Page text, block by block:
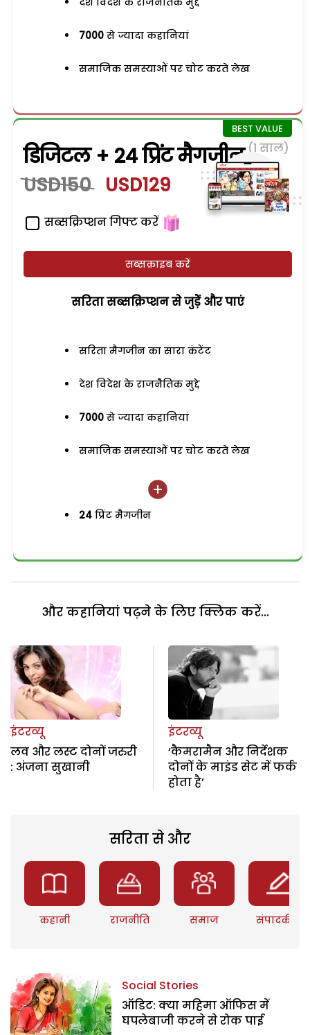
7000 से ज्यादा कहानियां
समाजिक समस्याओं पर चोट करते लेख
डिजिटल + 24 प्रिंट मैगजीन (1 साल)
USD150 USD129
सब्सक्रिप्शन गिफ्ट करें
सब्सक्राइब करें
सरिता सब्सक्रिप्शन से जुड़ेें और पाएं
सरिता मैगजीन का सारा कंटेंट
देश विदेश के राजनैतिक मुद्दे
7000 से ज्यादा कहानियां
समाजिक समस्याओं पर चोट करते लेख
24 प्रिंट मैगजीन
और कहानियां पढ़ने के लिए क्लिक करें...
इंटरव्यू
लव और लस्ट दोनों जरुरी
: अंजना सुखानी
इंटरव्यू
‘कैमरामैन और निर्देशक
दोनों के माइंड सेट में फर्क
होता है’
सरिता से और
कहानी राजनीति समाज संपादकीय
Social Stories
ऑडिट: क्या महिमा ऑफिस में
घपलेबाजी करने से रोक पाई